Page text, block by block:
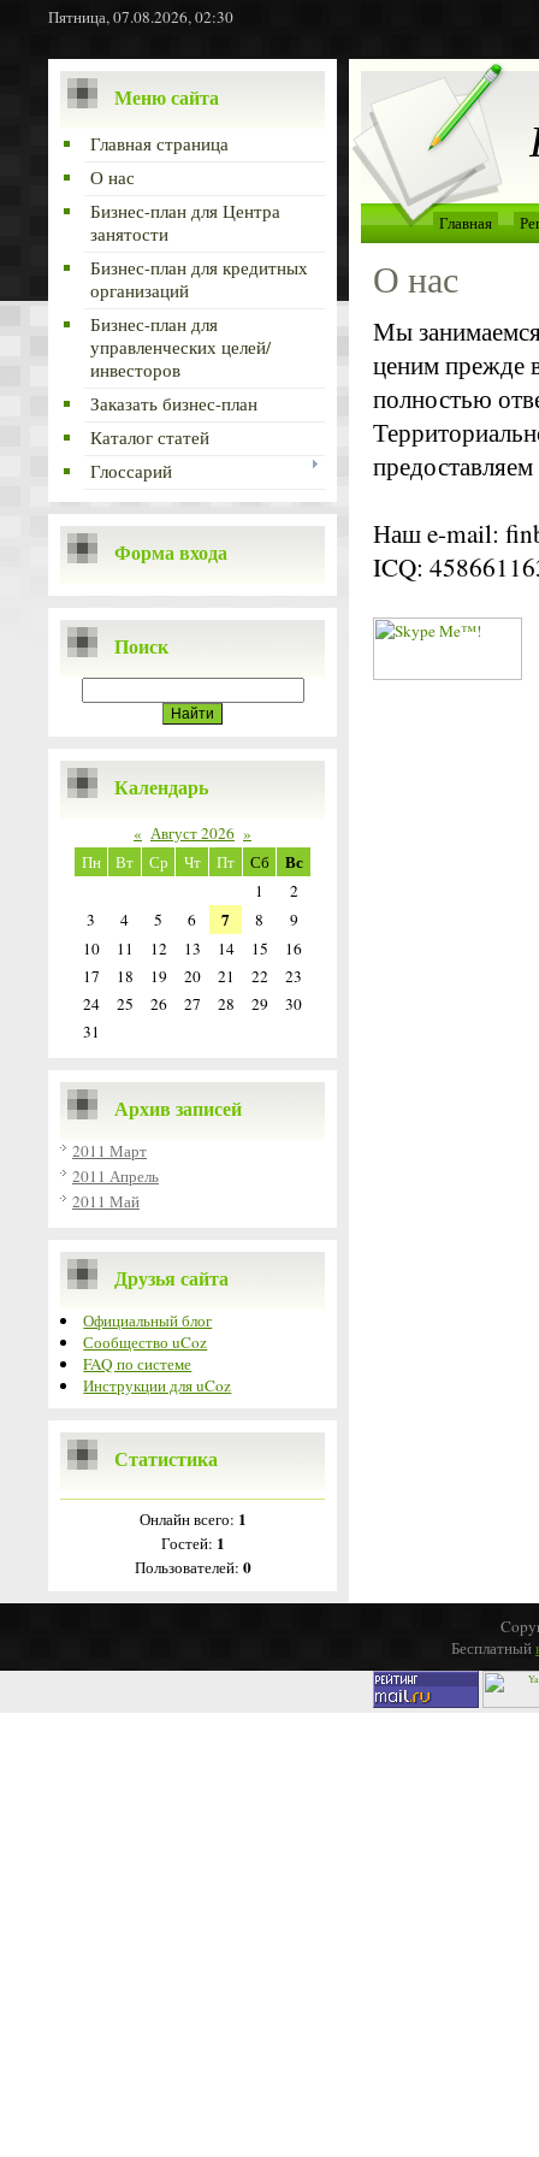
Пятница, 07.08.2026, 02:30
Меню сайта
Главная страница
О нас
Бизнес-план для Центра
занятости
Бизнес-план для кредитных
организаций
Бизнес-план для
управленческих целей/
инвесторов
Заказать бизнес-план
Каталог статей
Глоссарий
Форма входа
Поиск
Календарь
« Август 2026 »
Пн
Вт Ср Чт Пт Сб Вс
1
2
3
4 5 6 7 8
9
10
11 12 13 14 15
16
17
18 19 20 21 22
23
24
25 26 27 28 29
30
31
Архив записей
2011 Март
2011 Апрель
2011 Май
Друзья сайта
Официальный блог
Сообщество uCoz
FAQ по системе
Инструкции для uCoz
Статистика
Онлайн всего: 1
Гостей: 1
Пользователей: 0
Главная
О нас
Мы
ценим прежде
полностью
Наш e-mail:
ICQ:
Бесплатный